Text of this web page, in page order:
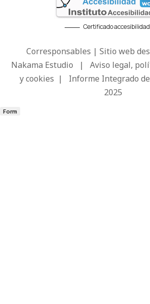
Certificado
Corresponsables | Sitio web
Nakama Estudio | Aviso legal,
y cookies | Informe Integrado
2025
Form